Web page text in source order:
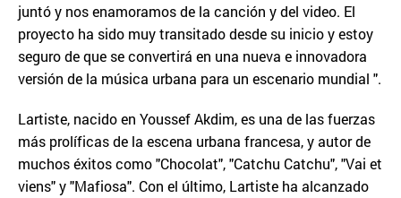
juntó y nos enamoramos de la canción y del video. El
proyecto ha sido muy transitado desde su inicio y estoy
seguro de que se convertirá en una nueva e innovadora
versión de la música urbana para un escenario mundial ".
Lartiste, nacido en Youssef Akdim, es una de las fuerzas
más prolíficas de la escena urbana francesa, y autor de
muchos éxitos como "Chocolat", "Catchu Catchu", "Vai et
viens" y "Mafiosa". Con el último, Lartiste ha alcanzado